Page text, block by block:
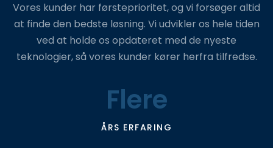
​Vores kunder har førsteprioritet, og vi forsøger altid
at finde den bedste løsning. Vi udvikler os hele tiden
ved at holde os opdateret med de nyeste
teknologier, så vores kunder kører herfra tilfredse.
Flere
ÅRS ERFARING